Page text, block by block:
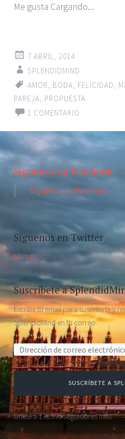
Me gusta Cargando...
7 ABRIL, 2014
SPLENDIDMIND
AMOR, BODA, FELICIDAD,
PAREJA, PROPUESTA
1 COMENTARIO
Síguenos en Facebook
Síguenos en Facebook
Síguenos en Twitter
Mis tuits
Suscríbete a
Escribe tu email para suscribirte y
SplendidMind en tu correo.
Dirección de correo electrónico:
SUSCRÍBETE A
Únete a 175.396 seguidores más